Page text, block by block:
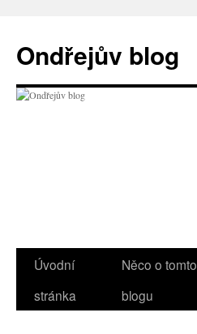
obsahu
webu
Ondřejův blog
Úvodní
stránka
Něco o tomto
blogu